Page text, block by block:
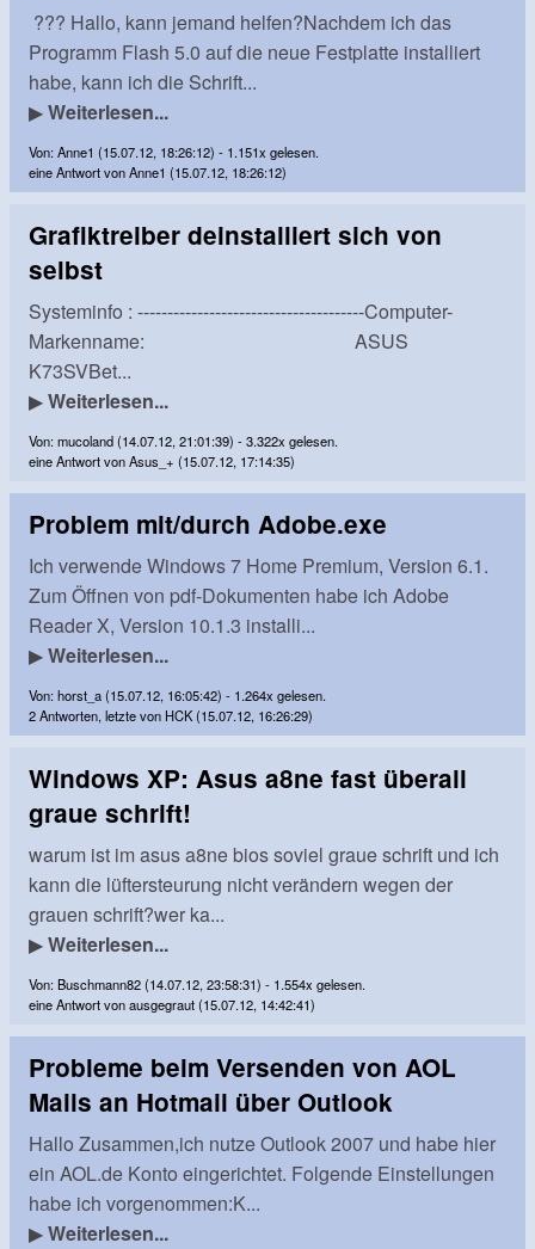
??? Hallo, kann jemand helfen?Nachdem ich das
Programm Flash 5.0 auf die neue Festplatte installiert
habe, kann ich die Schrift...
▶Weiterlesen...
Von: Anne1 (15.07.12, 18:26:12) - 1.151x gelesen.
eine Antwort von Anne1 (15.07.12, 18:26:12)
Grafiktreiber deinstalliert sich von
selbst
Systeminfo : --------------------------------------Computer-
Markenname: ASUS
K73SVBet...
▶Weiterlesen...
Von: mucoland (14.07.12, 21:01:39) - 3.322x gelesen.
eine Antwort von Asus_+ (15.07.12, 17:14:35)
Problem mit/durch Adobe.exe
Ich verwende Windows 7 Home Premium, Version 6.1.
Zum Öffnen von pdf-Dokumenten habe ich Adobe
Reader X, Version 10.1.3 installi...
▶Weiterlesen...
Von: horst_a (15.07.12, 16:05:42) - 1.264x gelesen.
2 Antworten, letzte von HCK (15.07.12, 16:26:29)
Windows XP: Asus a8ne fast überall
graue schrift!
warum ist im asus a8ne bios soviel graue schrift und ich
kann die lüftersteurung nicht verändern wegen der
grauen schrift?wer ka...
▶Weiterlesen...
Von: Buschmann82 (14.07.12, 23:58:31) - 1.554x gelesen.
eine Antwort von ausgegraut (15.07.12, 14:42:41)
Probleme beim Versenden von AOL
Mails an Hotmail über Outlook
Hallo Zusammen,ich nutze Outlook 2007 und habe hier
ein AOL.de Konto eingerichtet. Folgende Einstellungen
habe ich vorgenommen:K...
▶Weiterlesen...